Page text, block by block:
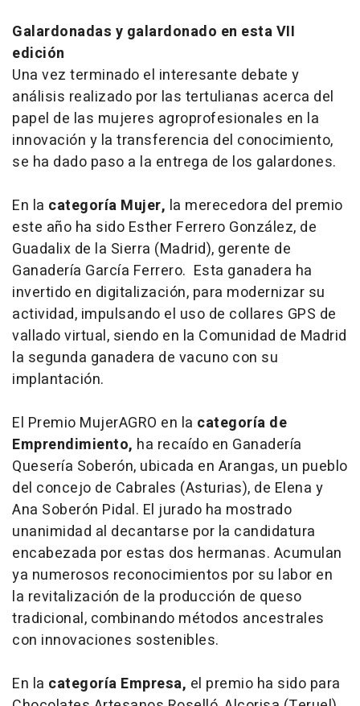
Galardonadas y galardonado en esta VII
edición
Una vez terminado el interesante debate y
análisis realizado por las tertulianas acerca del
papel de las mujeres agroprofesionales en la
innovación y la transferencia del conocimiento,
se ha dado paso a la entrega de los galardones.
En la categoría Mujer, la merecedora del premio
este año ha sido Esther Ferrero González, de
Guadalix de la Sierra (Madrid), gerente de
Ganadería García Ferrero. Esta ganadera ha
invertido en digitalización, para modernizar su
actividad, impulsando el uso de collares GPS de
vallado virtual, siendo en la Comunidad de Madrid
la segunda ganadera de vacuno con su
implantación.
El Premio MujerAGRO en la categoría de
Emprendimiento, ha recaído en Ganadería
Quesería Soberón, ubicada en Arangas, un pueblo
del concejo de Cabrales (Asturias), de Elena y
Ana Soberón Pidal. El jurado ha mostrado
unanimidad al decantarse por la candidatura
encabezada por estas dos hermanas. Acumulan
ya numerosos reconocimientos por su labor en
la revitalización de la producción de queso
tradicional, combinando métodos ancestrales
con innovaciones sostenibles.
En la categoría Empresa, el premio ha sido para